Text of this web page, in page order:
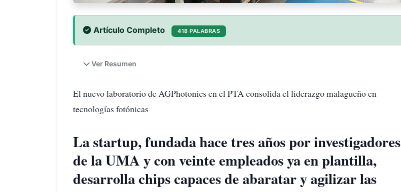
Artículo Completo 418 PALABRAS
Ver Resumen
El nuevo laboratorio de AGPhotonics en el PTA consolida el liderazgo malagueño en
tecnologías fotónicas
La startup, fundada hace tres años por investigadores
de la UMA y con veinte empleados ya en plantilla,
desarrolla chips capaces de abaratar y agilizar las